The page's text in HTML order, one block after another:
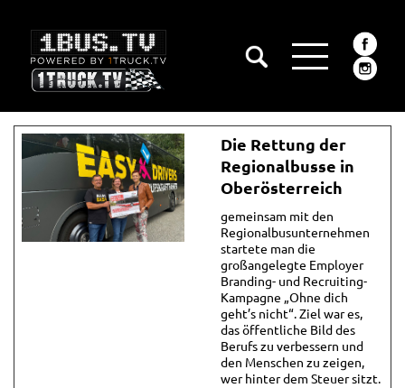
Die Rettung der
Regionalbusse in
Oberösterreich
gemeinsam mit den
Regionalbusunternehmen
startete man die
großangelegte Employer
Branding- und Recruiting-
Kampagne „Ohne dich
geht’s nicht“. Ziel war es,
das öffentliche Bild des
Berufs zu verbessern und
den Menschen zu zeigen,
wer hinter dem Steuer sitzt.